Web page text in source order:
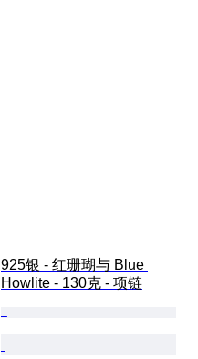
925银 - 红珊瑚与 Blue
Howlite - 130克 - 项链